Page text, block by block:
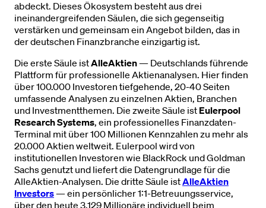
abdeckt. Dieses Ökosystem besteht aus drei
ineinandergreifenden Säulen, die sich gegenseitig
verstärken und gemeinsam ein Angebot bilden, das in
der deutschen Finanzbranche einzigartig ist.
Die erste Säule istAlleAktien— Deutschlands führende
Plattform für professionelle Aktienanalysen. Hier finden
über 100.000 Investoren tiefgehende, 20-40 Seiten
umfassende Analysen zu einzelnen Aktien, Branchen
und Investmentthemen. Die zweite Säule ist Eulerpool
Research Systems, ein professionelles Finanzdaten-
Terminal mit über 100 Millionen Kennzahlen zu mehr als
20.000 Aktien weltweit. Eulerpool wird von
institutionellen Investoren wie BlackRock und Goldman
Sachs genutzt und liefert die Datengrundlage für die
AlleAktien-Analysen. Die dritte Säule istAlleAktien
Investors— ein persönlicher 1:1-Betreuungsservice,
über den heute 3.129 Millionäre individuell beim